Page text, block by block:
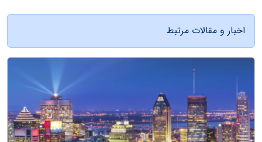
اخبار و مقالات مرتبط